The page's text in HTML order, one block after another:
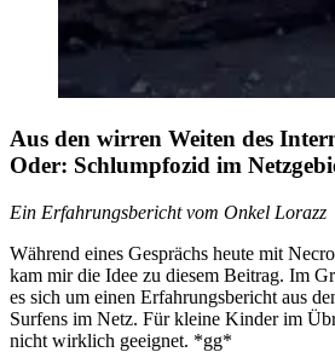
Aus den wirren Weiten des
Oder: Schlumpfozid im
Ein Erfahrungsbericht vom Onkel Lorazz
Während eines Gesprächs heute mit
kam mir die Idee zu diesem Beitrag. Im
es sich um einen Erfahrungsbericht aus
Surfens im Netz. Für kleine Kinder im
nicht wirklich geeignet. *gg*